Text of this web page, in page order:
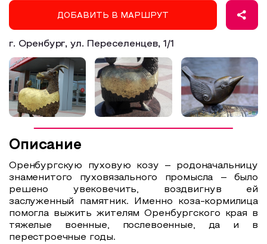
Образовательный туризм
Аттестованные экскурсоводы
Маршруты от экскурсоводов
Все маршруты
Доступная среда
ДОБАВИТЬ В МАРШРУТ
г. Оренбург, ул. Переселенцев, 1/1
Описание
Оренбургскую пуховую козу – родоначальницу
знаменитого пуховязального промысла – было
решено увековечить, воздвигнув ей
заслуженный памятник. Именно коза-кормилица
помогла выжить жителям Оренбургского края в
тяжелые военные, послевоенные, да и в
перестроечные годы.